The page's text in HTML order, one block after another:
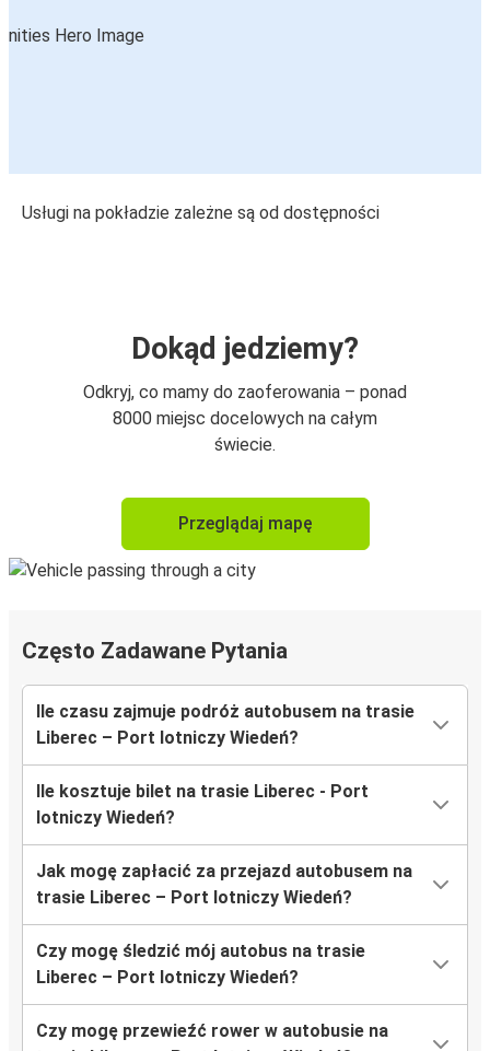
Usługi na pokładzie zależne są od dostępności
Dokąd jedziemy?
Odkryj, co mamy do zaoferowania – ponad
8000 miejsc docelowych na całym
świecie.
Przeglądaj mapę
Często Zadawane Pytania
Ile czasu zajmuje podróż autobusem na trasie
Liberec – Port lotniczy Wiedeń?
Ile kosztuje bilet na trasie Liberec - Port
lotniczy Wiedeń?
Jak mogę zapłacić za przejazd autobusem na
trasie Liberec – Port lotniczy Wiedeń?
Czy mogę śledzić mój autobus na trasie
Liberec – Port lotniczy Wiedeń?
Czy mogę przewieźć rower w autobusie na